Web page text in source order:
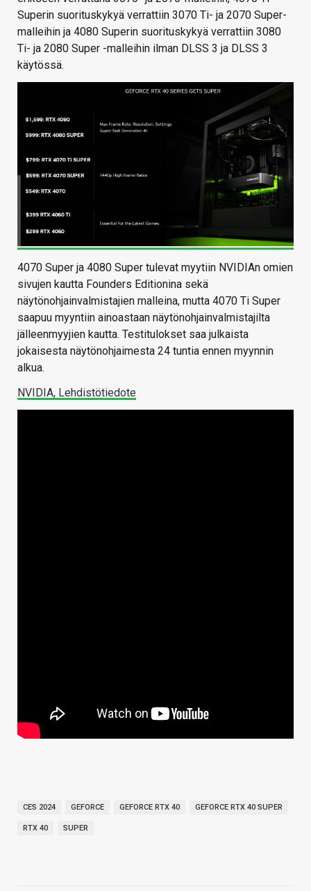
Superin suorituskykyä verrattiin 3070 Ti- ja 2070 Super-
malleihin ja 4080 Superin suorituskykyä verrattiin 3080
Ti- ja 2080 Super -malleihin ilman DLSS 3 ja DLSS 3
käytössä.
4070 Super ja 4080 Super tulevat myytiin NVIDIAn omien
sivujen kautta Founders Editionina sekä
näytönohjainvalmistajien malleina, mutta 4070 Ti Super
saapuu myyntiin ainoastaan näytönohjainvalmistajilta
jälleenmyyjien kautta. Testitulokset saa julkaista
jokaisesta näytönohjaimesta 24 tuntia ennen myynnin
alkua.
NVIDIA, Lehdistötiedote
CES 2024 GEFORCE GEFORCE RTX 40 GEFORCE RTX 40 SUPER
RTX 40 SUPER